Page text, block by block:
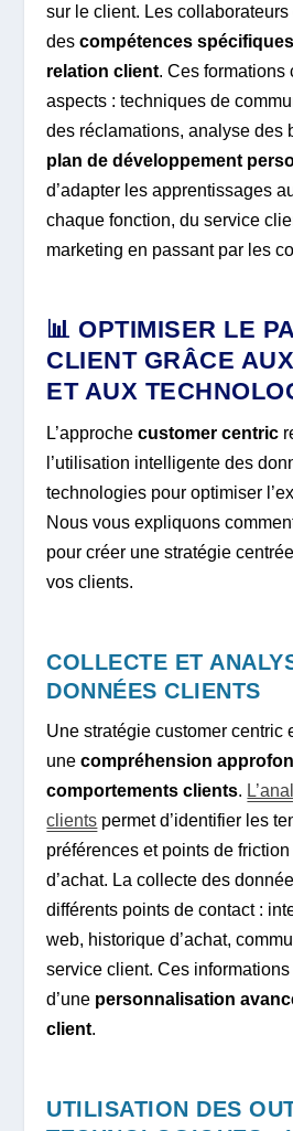
sur le client. Les
descompétences
relation client. Ces formations
aspects : techniques de
des réclamations, analyse des
plan de développement
d’adapter les apprentissages
chaque fonction, du service
marketing en passant par les
📊 OPTIMISER LE
CLIENT GRÂCE
ET AUX
L’approchecustomer centric
l’utilisation intelligente des
technologies pour optimiser
Nous vous expliquons
pour créer une stratégie
vos clients.
COLLECTE ET
DONNÉES CLIENTS
Une stratégie customer centric
unecompréhension
comportements clients.
clients permet d’identifier les
préférences et points de
d’achat. La collecte des
différents points de contact :
web, historique d’achat,
service client. Ces
d’une personnalisation
client.
UTILISATION DES